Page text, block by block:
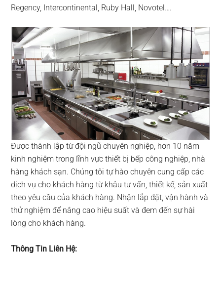
Regency, Intercontinental, Ruby Hall, Novotel….
Được thành lập từ đội ngũ chuyên nghiệp, hơn 10 năm
kinh nghiệm trong lĩnh vực thiết bị bếp công nghiệp, nhà
hàng khách sạn. Chúng tôi tự hào chuyên cung cấp các
dịch vụ cho khách hàng từ khâu tư vấn, thiết kế, sản xuất
theo yêu cầu của khách hàng. Nhận lắp đặt, vận hành và
thử nghiệm để nâng cao hiệu suất và đem đến sự hài
lòng cho khách hàng.
Thông Tin Liên Hệ: